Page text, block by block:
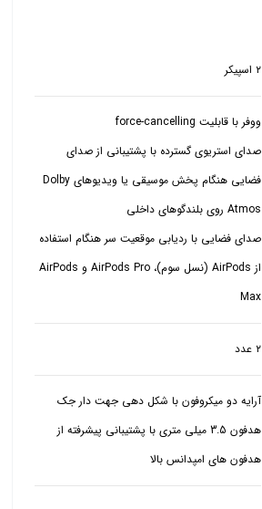
۲ اسپیکر
ووفر با قابلیت force-cancelling
صدای استریوی گسترده با پشتیبانی از صدای
فضایی هنگام پخش موسیقی یا ویدیوهای Dolby
صدای فضایی با ردیابی موقعیت سر هنگام استفاده
از AirPods (نسل سوم)، AirPods Pro و AirPods
Max
۲ عدد
آرایه دو میکروفون با شکل دهی جهت دار جک
هدفون 3.5 میلی متری با پشتیبانی پیشرفته از
هدفون های امپدانس بالا